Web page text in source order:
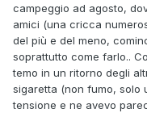
campeggio ad agosto,
amici (una cricca
del più e del meno,
soprattutto come farlo..
temo in un ritorno degli
sigaretta (non fumo, solo
tensione e ne avevo